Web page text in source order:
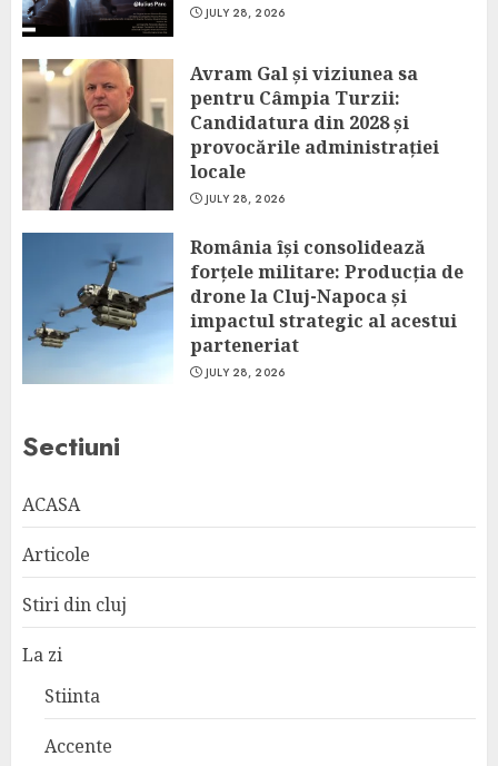
JULY 28, 2026
Avram Gal și viziunea sa
pentru Câmpia Turzii:
Candidatura din 2028 și
provocările administrației
locale
JULY 28, 2026
România își consolidează
forțele militare: Producția de
drone la Cluj-Napoca și
impactul strategic al acestui
parteneriat
JULY 28, 2026
Sectiuni
ACASA
Articole
Stiri din cluj
La zi
Stiinta
Accente